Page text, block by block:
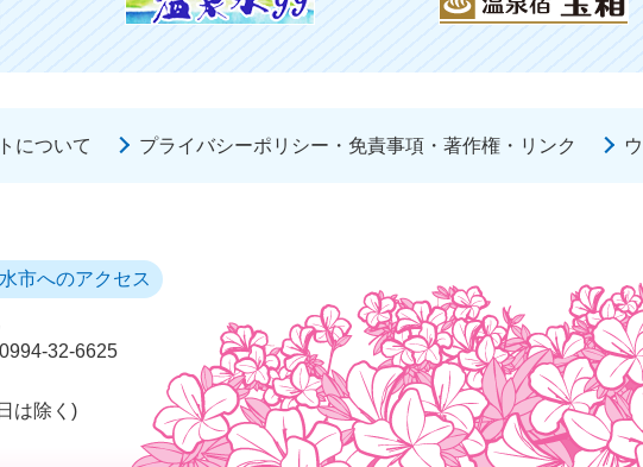
について プライバシーポリシー・免責事項・著作権・リンク
市へのアクセス
32-6625
は除く)